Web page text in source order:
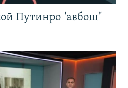
Путинро "авбош"